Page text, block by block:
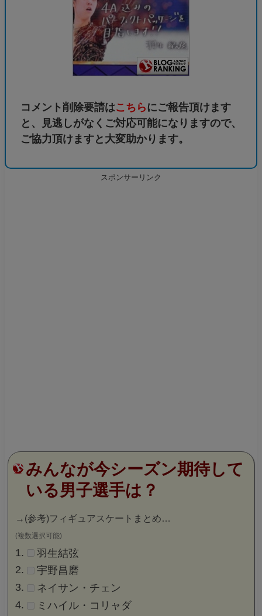
コメント削除要請はこちら にご報告頂けます
と、見逃しがなくご対応可能になりますので、
ご協力頂けますと大変助かります。
スポンサーリンク
みんなが今シーズン期待して
いる男子選手は？
→ (参考)フィギュアスケートまとめ…
(複数選択可能)
羽生結弦
宇野昌磨
ネイサン・チェン
ミハイル・コリャダ